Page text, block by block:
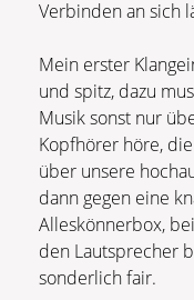
Verbinden an sich
Mein erster
und spitz, dazu
Musik sonst nur
Kopfhörer höre,
über unsere
dann gegen eine
Alleskönnerbox,
den Lautsprecher
sonderlich fair.